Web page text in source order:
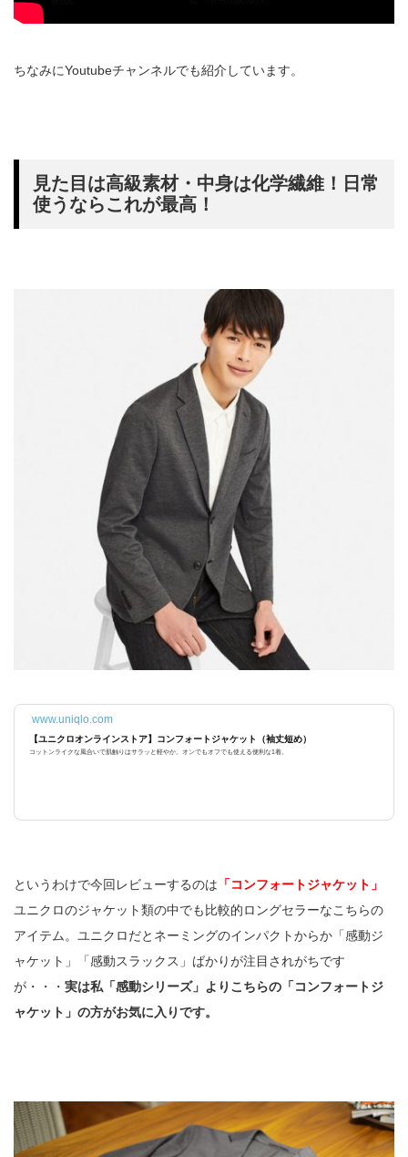
ちなみにYoutubeチャンネルでも紹介しています。
見た目は高級素材・中身は化学繊維！日常
使うならこれが最高！
www.uniqlo.com
【ユニクロオンラインストア】コンフォートジャケット（袖丈短め）
コットンライクな風合いで肌触りはサラッと軽やか。オンでもオフでも使える便利な1着。
というわけで今回レビューするのは 「コンフォートジャケット」
ユニクロのジャケット類の中でも比較的ロングセラーなこちらの
アイテム。ユニクロだとネーミングのインパクトからか「感動ジ
ャケット」「感動スラックス」ばかりが注目されがちです
が・・・ 実は私「感動シリーズ」よりこちらの「コンフォートジ
ャケット」の方がお気に入りです。